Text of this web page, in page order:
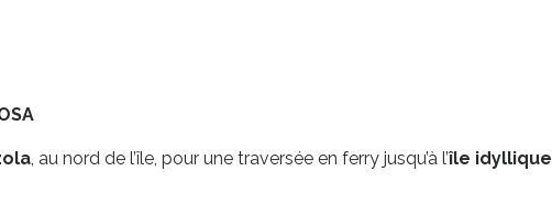
, au nord de l’île, pour une traversée en ferry jusqu’à l’île idyllique